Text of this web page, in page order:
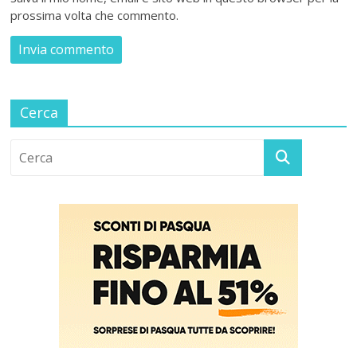
prossima volta che commento.
Cerca